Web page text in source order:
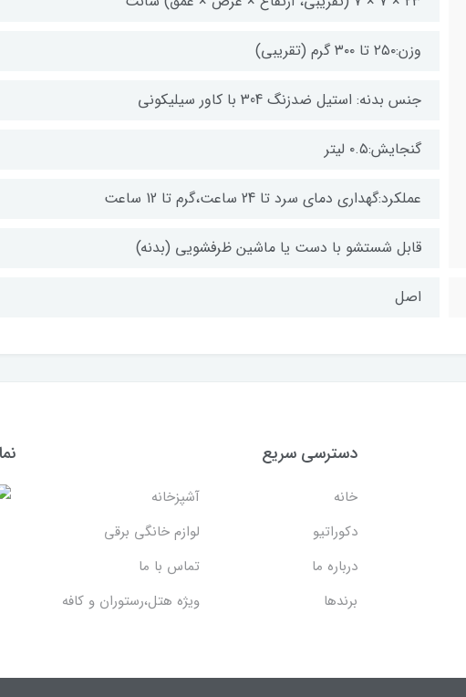
وزن:۲۵۰ تا ۳۰۰ گرم (تقریبی)
جنس بدنه: استیل ضدزنگ 304 با کاور سیلیکونی
گنجایش:۰.۵ لیتر
عملکرد:گهداری دمای سرد تا 24 ساعت،گرم تا 12 ساعت
قابل شستشو با دست یا ماشین ظرفشویی (بدنه)
اصل
دسترسی سریع
خانه
آشپزخانه
دکوراتیو
لوازم خانگی برقی
درباره ما
تماس با ما
برندها
ویژه هتل،رستوران و کافه